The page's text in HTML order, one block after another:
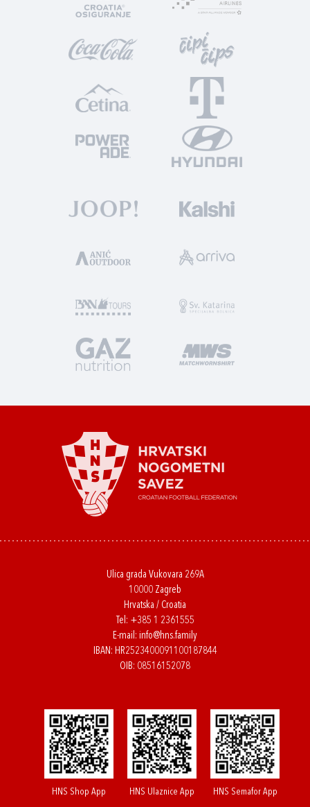
Ulica grada Vukovara 269A
10000 Zagreb
Hrvatska / Croatia
Tel: +385 1 2361555
E-mail: info@hns.family
IBAN: HR2523400091100187844
OIB: 08516152078
HNS Shop App HNS Ulaznice App HNS Semafor App